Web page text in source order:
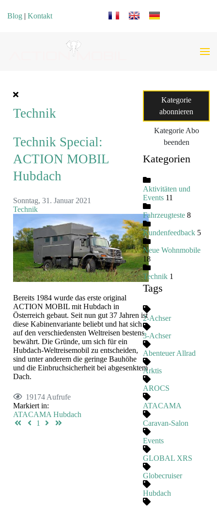
Blog | Kontakt Sprache auswählen
Technik
Technik Special:
ACTION MOBIL
Hubdach
Sonntag, 31. Januar 2021
Technik
Bereits 1984 wurde das erste original
ACTION MOBIL mit Hubdach in
Österreich gebaut. Seit nun gut 37 Jahren ist
diese Kabinenvariante beliebt und hat sich
auf den verschiedensten Weltreisen bestens
bewährt. Die Gründe, um sich für ein
Hubdach-Weltreisemobil zu entscheiden,
sind unter anderem die geringe Bauhöhe
und die Einbruchsicherheit bei abgesenktem
Dach.
19174 Aufrufe
Markiert in:
ATACAMA Hubdach
First Page
Previous Page
1 Next Page
Kategorie
abonnieren
Kategorie Abo
beenden
Kategorien
Aktivitäten und
Events 11
Fahrzeugteste 8
Kundenfeedback 5
Neue Wohnmobile
18
Technik 1
Tags
2-Achser
3-Achser
Abenteuer Allrad
Arktis
AROCS
ATACAMA
Caravan-Salon
Events
GLOBAL XRS
Globecruiser
Hubdach